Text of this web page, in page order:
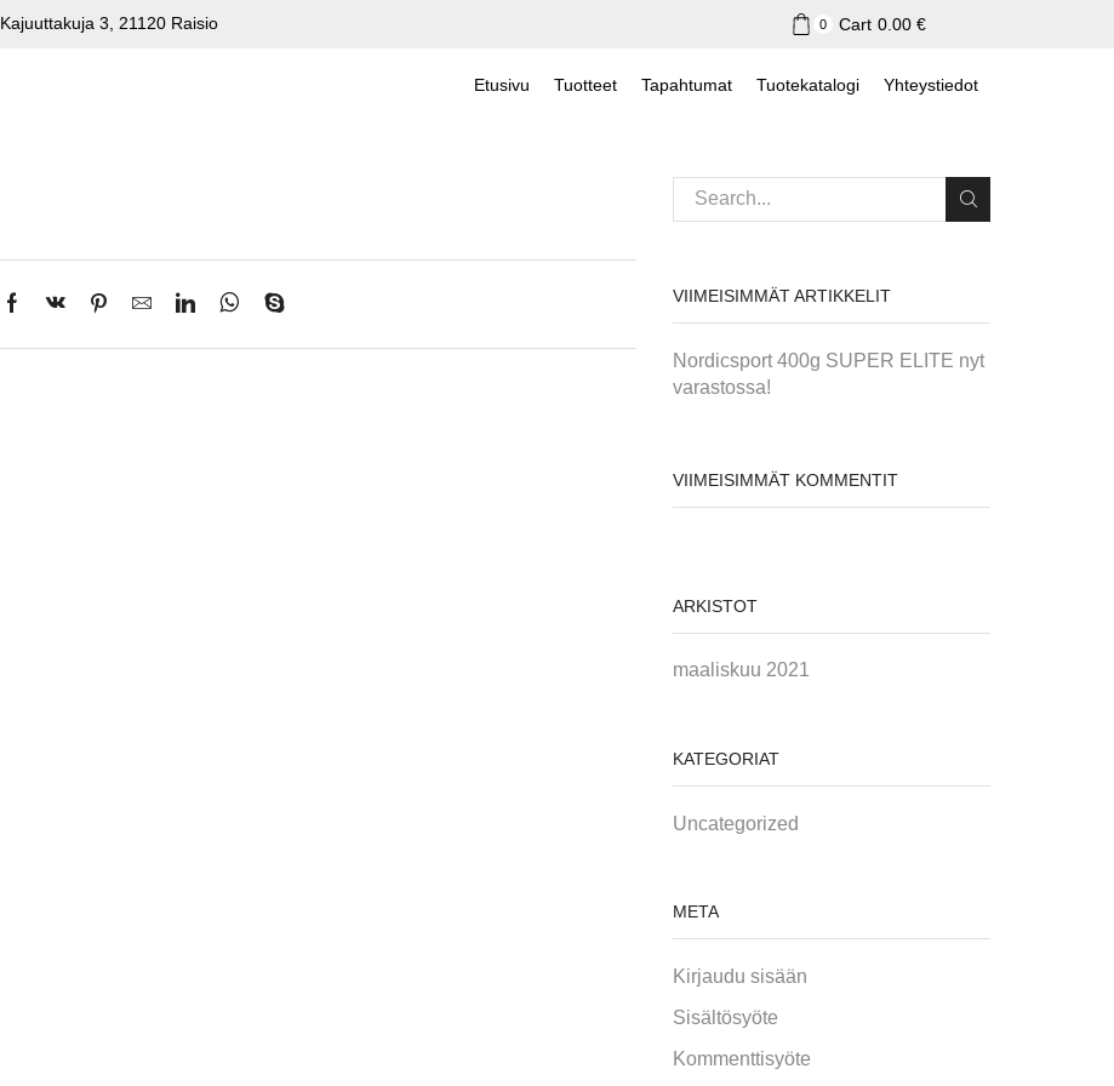
Kajuuttakuja 3, 21120 Raisio 0 Cart 0.00 €
Etusivu Tuotteet Tapahtumat Tuotekatalogi Yhteystiedot
VIIMEISIMMÄT ARTIKKELIT
Nordicsport 400g SUPER ELITE nyt
varastossa!
VIIMEISIMMÄT KOMMENTIT
ARKISTOT
maaliskuu 2021
KATEGORIAT
Uncategorized
META
Kirjaudu sisään
Sisältösyöte
Kommenttisyöte